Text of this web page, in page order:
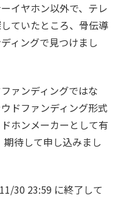
イヤホン以外で、テレ
ていたところ、骨伝導
ィングで見つけまし
ァンディングではな
ドファンディング形式
ホンメーカーとして有
待して申し込みまし
30 23:59 に終了して